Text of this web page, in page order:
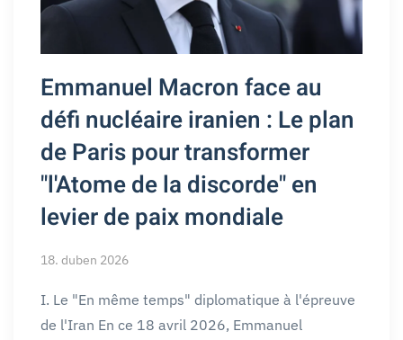
Emmanuel Macron face au
défi nucléaire iranien : Le plan
de Paris pour transformer
"l'Atome de la discorde" en
levier de paix mondiale
18. duben 2026
I. Le "En même temps" diplomatique à l'épreuve
de l'Iran En ce 18 avril 2026, Emmanuel